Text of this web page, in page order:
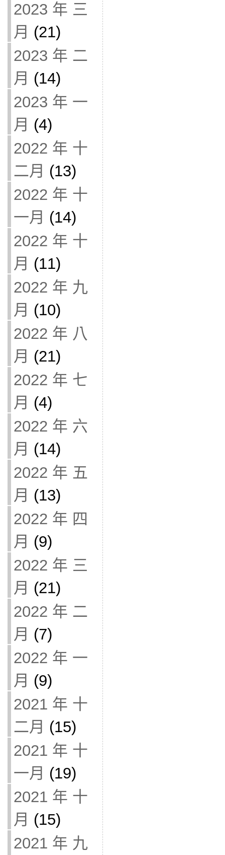
2023 年 三
月 (21)
2023 年 二
月 (14)
2023 年 一
月 (4)
2022 年 十
二月 (13)
2022 年 十
一月 (14)
2022 年 十
月 (11)
2022 年 九
月 (10)
2022 年 八
月 (21)
2022 年 七
月 (4)
2022 年 六
月 (14)
2022 年 五
月 (13)
2022 年 四
月 (9)
2022 年 三
月 (21)
2022 年 二
月 (7)
2022 年 一
月 (9)
2021 年 十
二月 (15)
2021 年 十
一月 (19)
2021 年 十
月 (15)
2021 年 九